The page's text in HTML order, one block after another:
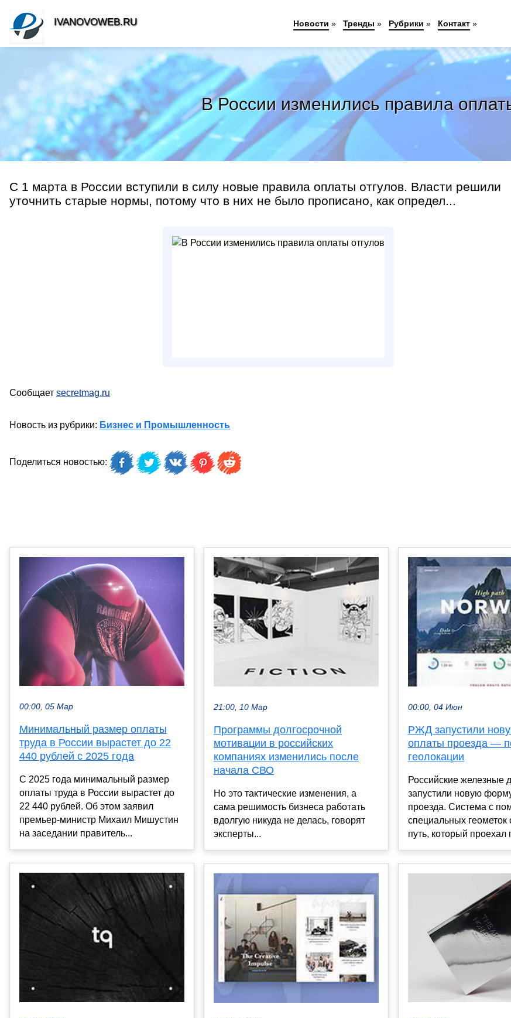
В России изменились правила
С 1 марта в России вступили в силу новые правила оплаты отгулов. Власти решили
уточнить старые нормы, потому что в них не было прописано, как определ...
Сообщает secretmag.ru
Новость из рубрики: Бизнес и Промышленность
Поделиться новостью:
00:00, 05 Мар
Минимальный размер оплаты
труда в России вырастет до 22
440 рублей с 2025 года
С 2025 года минимальный размер
оплаты труда в России вырастет до
22 440 рублей. Об этом заявил
премьер-министр Михаил Мишустин
на заседании правитель...
21:00, 10 Мар
Программы долгосрочной
мотивации в российских
компаниях изменились после
начала СВО
Но это тактические изменения, а
сама решимость бизнеса работать
вдолгую никуда не делась, говорят
эксперты...
00:00, 04 Июн
РЖД запустили
оплаты проезда —
геолокации
Российские железные
запустили новую
проезда. Система с
специальных геометок
путь, который проехал
IVANOVOWEB.RU Новости » Тренды » Рубрики » Контакт »